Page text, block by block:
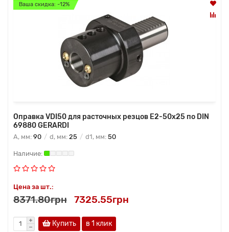
Ваша скидка: -12%
Оправка VDI50 для расточных резцов E2-50х25 по DIN
69880 GERARDI
A, мм: 90 d, мм: 25 d1, мм: 50
Цена за шт.:
8371.80грн 7325.55грн
Купить в 1 клик